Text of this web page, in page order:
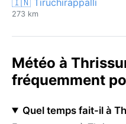
273 km
Météo à
fréquemment
Quel temps fait-il à